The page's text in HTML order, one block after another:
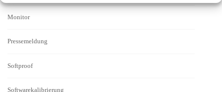
Monitor
Pressemeldung
Softproof
Softwarekalibrierung